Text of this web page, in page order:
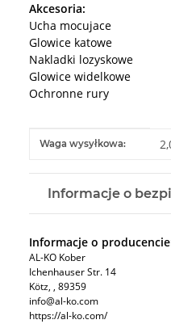
Akcesoria:
Ucha mocujace
Glowice katowe
Nakladki lozyskowe
Glowice widelkowe
Ochronne rury
Waga wysyłkowa:
Informacje o
Informacje o
AL-KO Kober
Ichenhauser Str. 14
Kötz, , 89359
info@al-ko.com
https://al-ko.com/